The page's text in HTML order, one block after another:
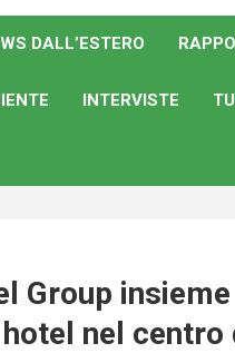
DALL’ESTERO
INTERVISTE
Group
nel centro